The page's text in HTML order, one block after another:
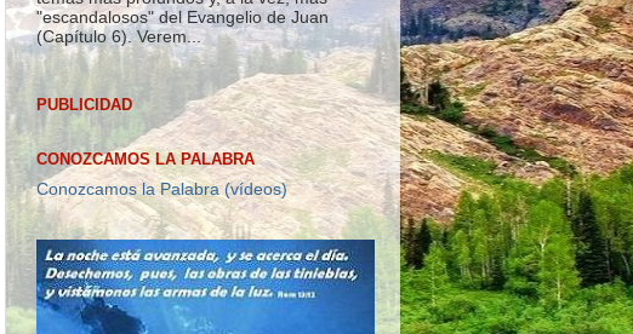
"escandalosos" del Evangelio de Juan
(Capítulo 6). Verem...
PUBLICIDAD
CONOZCAMOS LA PALABRA
Conozcamos la Palabra (vídeos)